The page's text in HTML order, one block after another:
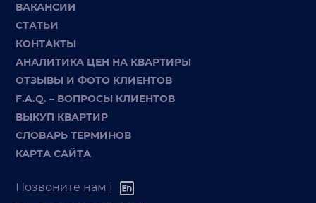
ВАКАНСИИ
СТАТЬИ
КОНТАКТЫ
АНАЛИТИКА ЦЕН НА КВАРТИРЫ
ОТЗЫВЫ И ФОТО КЛИЕНТОВ
F.A.Q. – ВОПРОСЫ КЛИЕНТОВ
ВЫКУП КВАРТИР
СЛОВАРЬ ТЕРМИНОВ
КАРТА САЙТА
Позвоните нам |